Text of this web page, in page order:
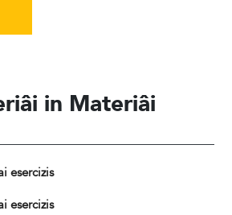
in Materiâi
esercizis
esercizis